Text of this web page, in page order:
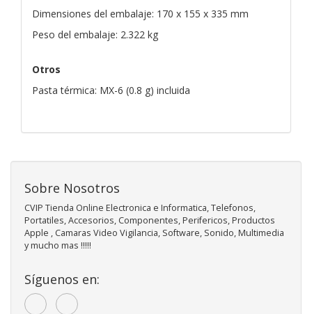
Dimensiones del embalaje: 170 x 155 x 335 mm
Peso del embalaje: 2.322 kg
Otros
Pasta térmica: MX-6 (0.8 g) incluida
Sobre Nosotros
CVIP Tienda Online Electronica e Informatica, Telefonos,
Portatiles, Accesorios, Componentes, Perifericos, Productos
Apple , Camaras Video Vigilancia, Software, Sonido, Multimedia
y mucho mas !!!!!
Síguenos en: